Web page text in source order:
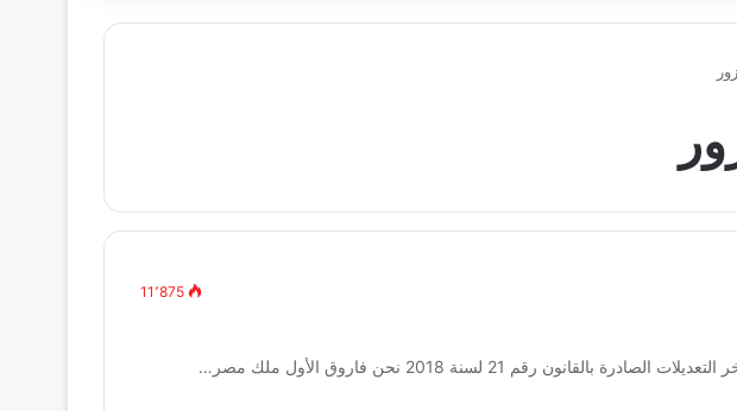
11٬875